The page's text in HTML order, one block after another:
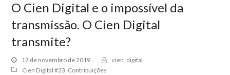
O Cien Digital e o impossível da
transmissão. O Cien Digital
transmite?
17 de novembro de 2019
cien_digital
Cien Digital #23 Contribuições